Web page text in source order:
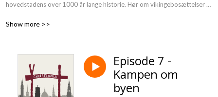
hovedstadens over 1000 år lange historie. Hør om vikingebosættelser
rigdom og alt det imellem.
Show more >>
Episode 7 -
Kampen om
byen